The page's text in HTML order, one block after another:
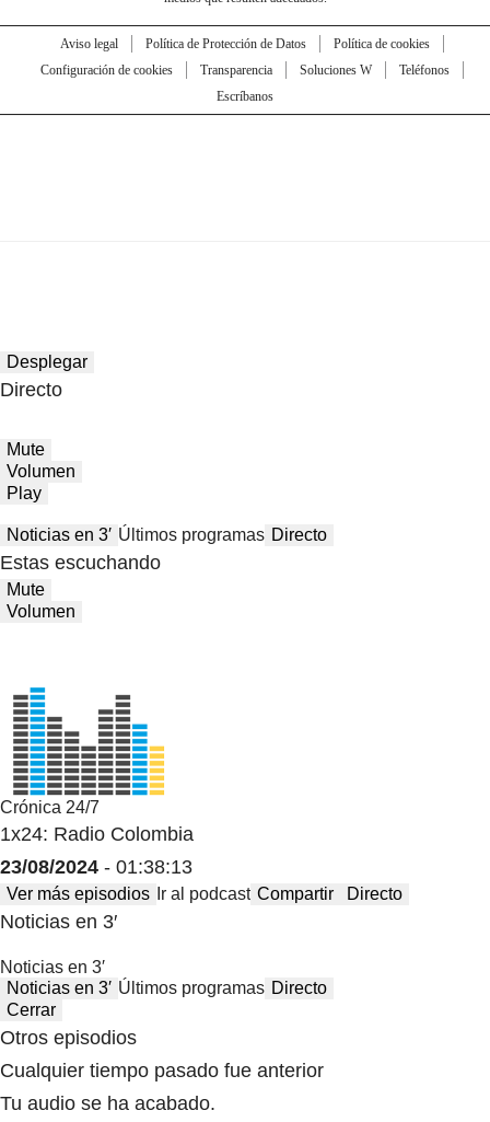
Aviso legal Política de Protección de Datos
Política de cookies
Configuración de cookies
Transparencia Soluciones W
Teléfonos
Escríbanos
Desplegar
Directo
Mute
Volumen
Play
Noticias en 3′ Últimos programas Directo
Estas escuchando
Mute
Volumen
Crónica 24/7
1x24: Radio Colombia
23/08/2024 - 01:38:13
Ver más episodios Ir al podcast Compartir Directo
Noticias en 3′
Noticias en 3′
Noticias en 3′ Últimos programas Directo
Cerrar
Otros episodios
Cualquier tiempo pasado fue anterior
Tu audio se ha acabado.